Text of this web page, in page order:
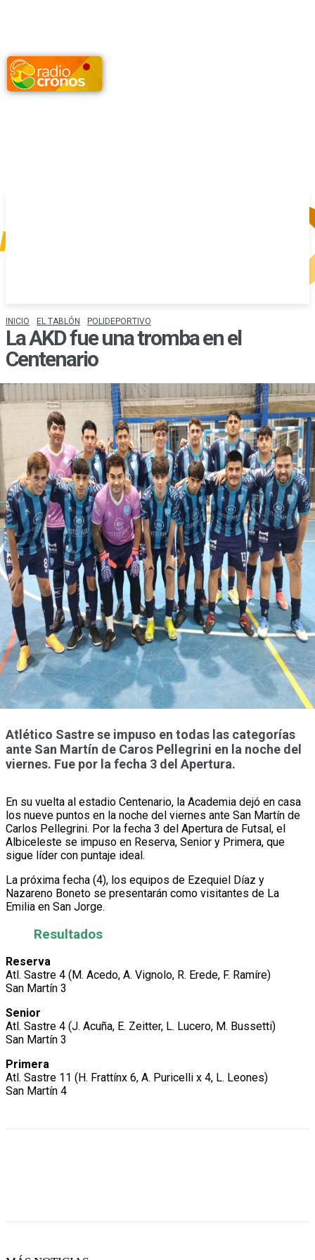
INICIO EL TABLÓN POLIDEPORTIVO
La AKD fue una tromba en el
Centenario
Atlético Sastre se impuso en todas las categorías
ante San Martín de Caros Pellegrini en la noche del
viernes. Fue por la fecha 3 del Apertura.
En su vuelta al estadio Centenario, la Academia dejó en casa
los nueve puntos en la noche del viernes ante San Martín de
Carlos Pellegrini. Por la fecha 3 del Apertura de Futsal, el
Albiceleste se impuso en Reserva, Senior y Primera, que
sigue líder con puntaje ideal.
La próxima fecha (4), los equipos de Ezequiel Díaz y
Nazareno Boneto se presentarán como visitantes de La
Emilia en San Jorge.
Resultados
Reserva
Atl. Sastre 4 (M. Acedo, A. Vignolo, R. Erede, F. Ramíre)
San Martín 3
Senior
Atl. Sastre 4 (J. Acuña, E. Zeitter, L. Lucero, M. Bussetti)
San Martín 3
Primera
Atl. Sastre 11 (H. Frattínx 6, A. Puricelli x 4, L. Leones)
San Martín 4